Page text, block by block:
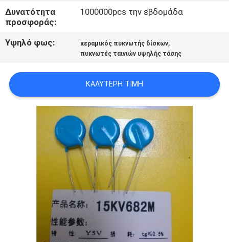
ΕΙΔΉΣΕΙΣ
ΈΝΑ
ΑΠΌΣΠΑΣΜΑ
SITEMAP
PRIVACY
Δυνατότητα
προσφοράς:
1000000pcs την εβδομάδα
Υψηλό φως: κεραμικός πυκνωτής δίσκων,
πυκνωτές ταινιών υψηλής τάσης
ΚΑΛΎΤΕΡΗ ΤΙΜΉ